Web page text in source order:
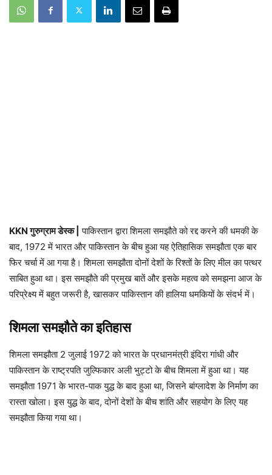
KKN गुरुग्राम डेस्क | पाकिस्तान द्वारा शिमला समझौते को रद्द करने की धमकी के
बाद, 1972 में भारत और पाकिस्तान के बीच हुआ यह ऐतिहासिक समझौता एक बार
फिर चर्चा में आ गया है। शिमला समझौता दोनों देशों के रिश्तों के लिए मील का पत्थर
साबित हुआ था। इस समझौते की प्रमुख बातें और इसके महत्व को समझना आज के
परिप्रेक्ष्य में बहुत जरूरी है, खासकर पाकिस्तान की हालिया धमकियों के संदर्भ में।
शिमला समझौते का इतिहास
शिमला समझौता 2 जुलाई 1972 को भारत के प्रधानमंत्री इंदिरा गांधी और
पाकिस्तान के राष्ट्रपति जुल्फिकार अली भुट्टो के बीच शिमला में हुआ था। यह
समझौता 1971 के भारत-पाक युद्ध के बाद हुआ था, जिसने बांग्लादेश के निर्माण का
रास्ता खोला। इस युद्ध के बाद, दोनों देशों के बीच शांति और सहयोग के लिए यह
समझौता किया गया था।